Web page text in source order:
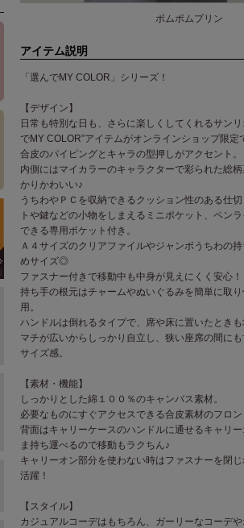
ポムポムプリン
アイテム説明
「選んでMY COLOR」シリーズ！
【デザイン】
日常も特別な日も、さらに楽しくしてくれるサン
でMY COLOR”アイテムがオンラインショップ限定
合皮のパイピングとキャラの型押しがアクセント。
内側にはマイカラーのキャラクターで彩られた総
かりかわいい♪
うちわやＰＣを収納できるクッション性のある仕
トや鍵などの小物をしまえるミニポケット、ペン
できる専用ポケット付き。
Ａ４サイズのクリアファイルやジャンボうちわの
めサイズ◎
ファスナー付きで移動中も中身が見えにくく安心！
持ち手の根元はチャームやぬいぐるみを簡単に取
用。
ハンドルは倒れるタイプで、席や床に置いたときも
マチが広いからしっかり自立し、狭い座席の間に
サイズ感。
【素材・機能】
しっかりとした綿１００％のキャンバス素材。
必要なものにすぐアクセスできる合皮素材のフロ
背面はキャリーケースのハンドルに通せるキャリ
ま持ち運べるので移動もラクちん♪
キャリーオン部分を使わない時はファスナーを閉
活躍！
【スタイル】
カジュアルコーデはもちろん、ガーリーなコーデ